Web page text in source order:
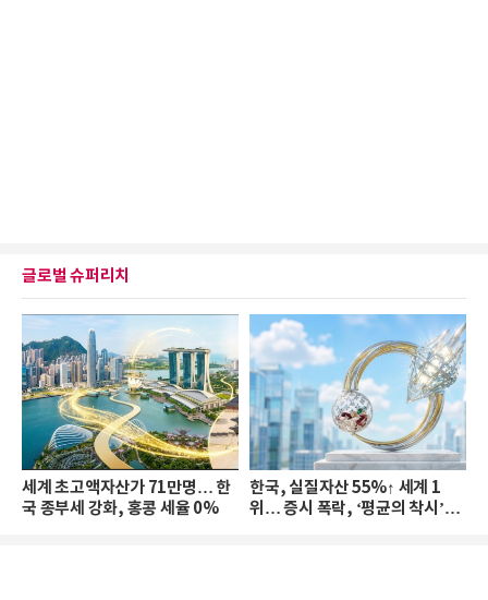
글로벌 슈퍼리치
세계 초고액자산가 71만명… 한
국 종부세 강화, 홍콩 세율 0%
한국, 실질자산 55%↑ 세계 1
위… 증시 폭락, ‘평균의 착시’와